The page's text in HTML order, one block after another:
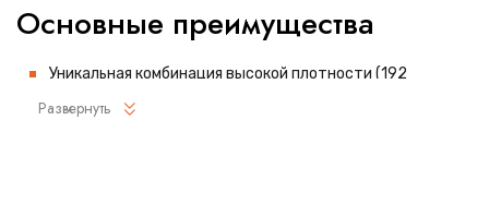
Основные преимущества
Уникальная комбинация высокой плотности (192
Развернуть